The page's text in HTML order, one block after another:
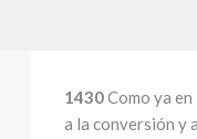
1430Como ya
a la conversión y